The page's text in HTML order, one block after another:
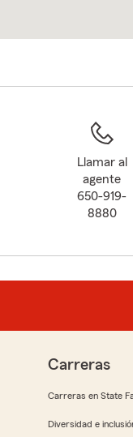
Llamar al
agente
650-919-
8880
Carreras
Carreras en State
Diversidad e